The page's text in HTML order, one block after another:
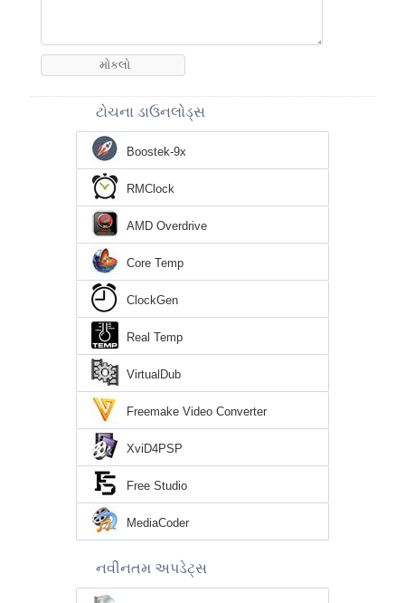
ટોચના ડાઉનલોડ્સ
Boostek-9x
RMClock
AMD Overdrive
Core Temp
ClockGen
Real Temp
VirtualDub
Freemake Video Converter
XviD4PSP
Free Studio
MediaCoder
નવીનતમ અપડેટ્સ